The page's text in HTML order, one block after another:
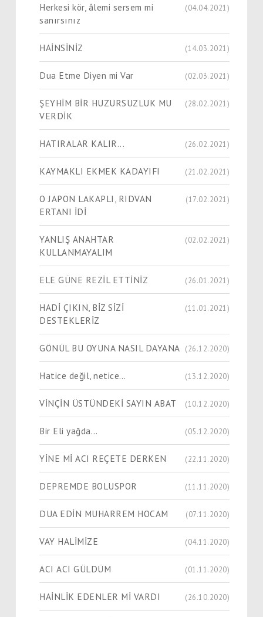
Herkesi kör, âlemi sersem mi
sanırsınız
(04.04.2021)
HAİNSİNİZ (14.03.2021)
Dua Etme Diyen mi Var (02.03.2021)
ŞEYHİM BİR HUZURSUZLUK MU
VERDİK
(28.02.2021)
HATIRALAR KALIR... (26.02.2021)
KAYMAKLI EKMEK KADAYIFI (21.02.2021)
O JAPON LAKAPLI, RIDVAN
ERTANI İDİ
(17.02.2021)
YANLIŞ ANAHTAR
KULLANMAYALIM
(02.02.2021)
ELE GÜNE REZİL ETTİNİZ (26.01.2021)
HADİ ÇIKIN, BİZ SİZİ
DESTEKLERİZ
(11.01.2021)
GÖNÜL BU OYUNA NASIL DAYANA (26.12.2020)
Hatice değil, netice… (13.12.2020)
VİNÇİN ÜSTÜNDEKİ SAYIN ABAT (10.12.2020)
Bir Eli yağda… (05.12.2020)
YİNE Mİ ACI REÇETE DERKEN (22.11.2020)
DEPREMDE BOLUSPOR (11.11.2020)
DUA EDİN MUHARREM HOCAM (07.11.2020)
VAY HALİMİZE (04.11.2020)
ACI ACI GÜLDÜM (01.11.2020)
HAİNLİK EDENLER Mİ VARDI (26.10.2020)